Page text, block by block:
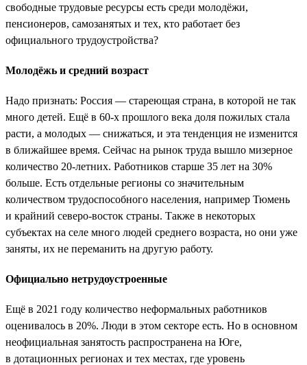
свободные трудовые ресурсы есть среди молодёжи,
пенсионеров, самозанятых и тех, кто работает без
официального трудоустройства?
Молодёжь и средний возраст
Надо признать: Россия — стареющая страна, в которой не так
много детей. Ещё в 60-х прошлого века доля пожилых стала
расти, а молодых — снижаться, и эта тенденция не изменится
в ближайшее время. Сейчас на рынок труда вышло мизерное
количество 20-летних. Работников старше 35 лет на 30%
больше. Есть отдельные регионы со значительным
количеством трудоспособного населения, например Тюмень
и крайний северо-восток страны. Также в некоторых
субъектах на селе много людей среднего возраста, но они уже
заняты, их не переманить на другую работу.
Официально нетрудоустроенные
Ещё в 2021 году количество неформальных работников
оценивалось в 20%. Люди в этом секторе есть. Но в основном
неофициальная занятость распространена на Юге,
в дотационных регионах и тех местах, где уровень